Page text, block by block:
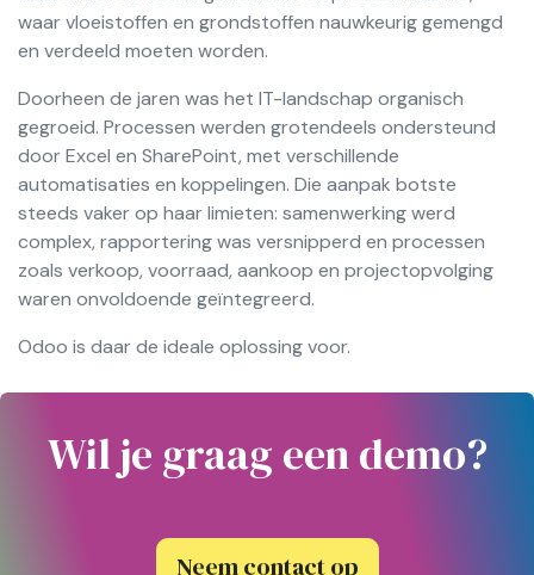
waar vloeistoffen en grondstoffen nauwkeurig gemengd
en verdeeld moeten worden.
Doorheen de jaren was het IT-landschap organisch
gegroeid. Processen werden grotendeels ondersteund
door Excel en SharePoint, met verschillende
automatisaties en koppelingen. Die aanpak botste
steeds vaker op haar limieten: samenwerking werd
complex, rapportering was versnipperd en processen
zoals verkoop, voorraad, aankoop en projectopvolging
waren onvoldoende geïntegreerd.
Odoo is daar de ideale oplossing voor.
Wil je graag een demo?
Neem contact op